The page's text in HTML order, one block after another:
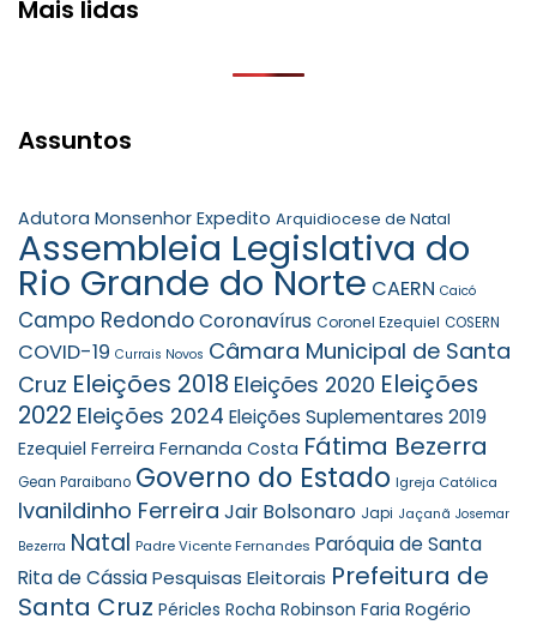
Mais lidas
Assuntos
Adutora Monsenhor Expedito Arquidiocese de Natal
Assembleia Legislativa do
Rio Grande do Norte CAERN Caicó
Campo RedondoCoronavírus Coronel Ezequiel COSERN
COVID-19 Currais Novos Câmara Municipal de Santa
Cruz Eleições 2018 Eleições 2020 Eleições
2022 Eleições 2024 Eleições Suplementares 2019
Ezequiel Ferreira Fernanda Costa Fátima Bezerra
Gean Paraibano Governo do Estado Igreja Católica
Ivanildinho Ferreira Jair Bolsonaro Japi Jaçanã Josemar
Bezerra Natal Padre Vicente Fernandes Paróquia de Santa
Rita de CássiaPesquisas Eleitorais Prefeitura de
Santa Cruz Péricles Rocha Robinson Faria Rogério